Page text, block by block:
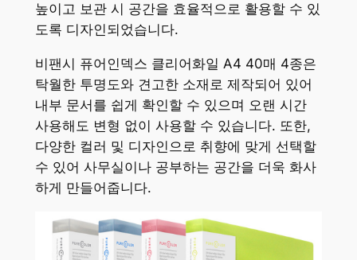
높이고 보관 시 공간을 효율적으로 활용할 수 있
도록 디자인되었습니다.
비팬시 퓨어인덱스 클리어화일 A4 40매 4종은
탁월한 투명도와 견고한 소재로 제작되어 있어
내부 문서를 쉽게 확인할 수 있으며 오랜 시간
사용해도 변형 없이 사용할 수 있습니다. 또한,
다양한 컬러 및 디자인으로 취향에 맞게 선택할
수 있어 사무실이나 공부하는 공간을 더욱 화사
하게 만들어줍니다.